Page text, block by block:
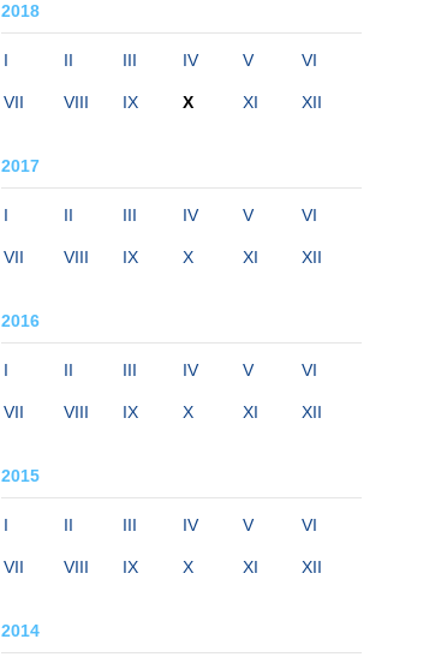
2018
I II III IV V VI
VII VIII IX X XI XII
2017
I II III IV V VI
VII VIII IX X XI XII
2016
I II III IV V VI
VII VIII IX X XI XII
2015
I II III IV V VI
VII VIII IX X XI XII
2014